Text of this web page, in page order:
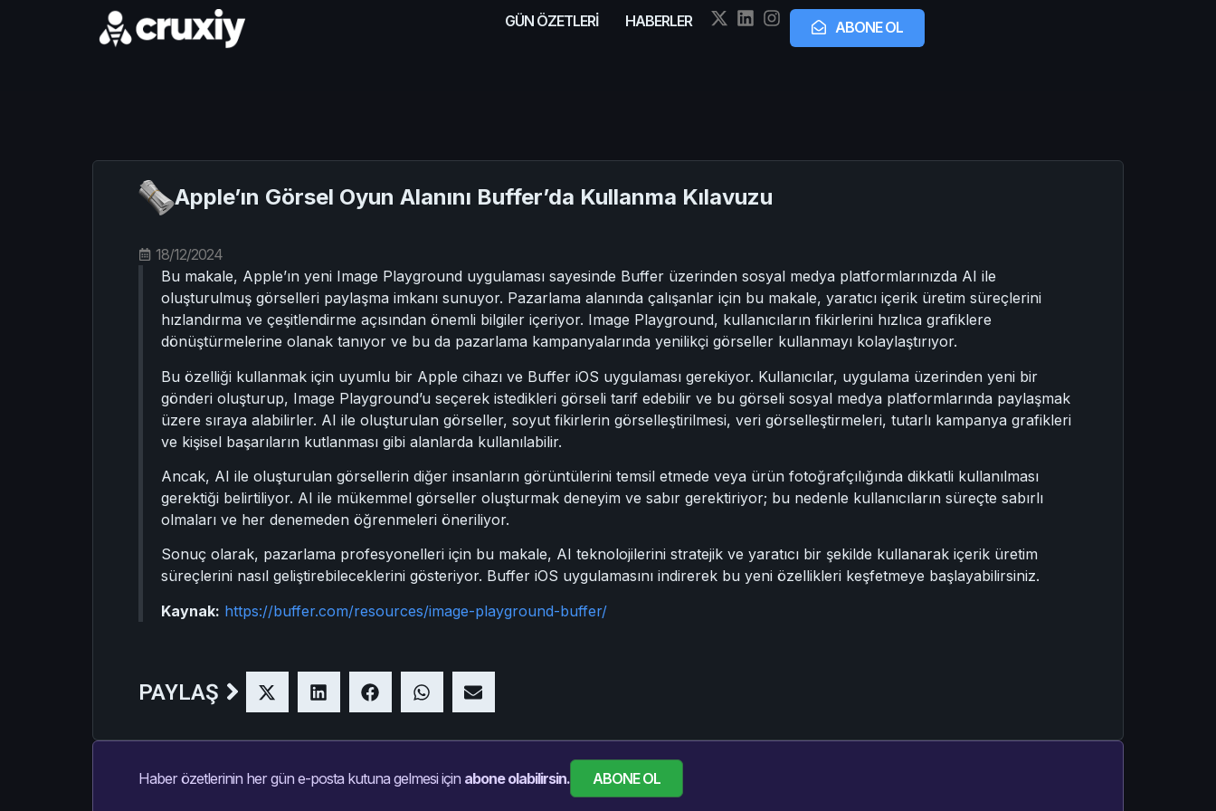
GÜN ÖZETLERİ HABERLER ABONE OL
Apple’ın Görsel Oyun Alanını Buffer’da Kullanma Kılavuzu
18/12/2024
Bu makale, Apple’ın yeni Image Playground uygulaması sayesinde Buffer üzerinden sosyal medya platformlarınızda AI ile
oluşturulmuş görselleri paylaşma imkanı sunuyor. Pazarlama alanında çalışanlar için bu makale, yaratıcı içerik üretim süreçlerini
hızlandırma ve çeşitlendirme açısından önemli bilgiler içeriyor. Image Playground, kullanıcıların fikirlerini hızlıca grafiklere
dönüştürmelerine olanak tanıyor ve bu da pazarlama kampanyalarında yenilikçi görseller kullanmayı kolaylaştırıyor.
Bu özelliği kullanmak için uyumlu bir Apple cihazı ve Buffer iOS uygulaması gerekiyor. Kullanıcılar, uygulama üzerinden yeni bir
gönderi oluşturup, Image Playground’u seçerek istedikleri görseli tarif edebilir ve bu görseli sosyal medya platformlarında paylaşmak
üzere sıraya alabilirler. AI ile oluşturulan görseller, soyut fikirlerin görselleştirilmesi, veri görselleştirmeleri, tutarlı kampanya grafikleri
ve kişisel başarıların kutlanması gibi alanlarda kullanılabilir.
Ancak, AI ile oluşturulan görsellerin diğer insanların görüntülerini temsil etmede veya ürün fotoğrafçılığında dikkatli kullanılması
gerektiği belirtiliyor. AI ile mükemmel görseller oluşturmak deneyim ve sabır gerektiriyor; bu nedenle kullanıcıların süreçte sabırlı
olmaları ve her denemeden öğrenmeleri öneriliyor.
Sonuç olarak, pazarlama profesyonelleri için bu makale, AI teknolojilerini stratejik ve yaratıcı bir şekilde kullanarak içerik üretim
süreçlerini nasıl geliştirebileceklerini gösteriyor. Buffer iOS uygulamasını indirerek bu yeni özellikleri keşfetmeye başlayabilirsiniz.
Kaynak: https://buffer.com/resources/image-playground-buffer/
PAYLAŞ
Haber özetlerinin her gün e-posta kutuna gelmesi için abone olabilirsin. ABONE OL